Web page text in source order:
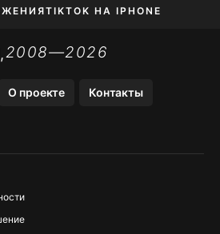
TIKTOK НА IPHONE
,2008—2026
О проекте Контакты